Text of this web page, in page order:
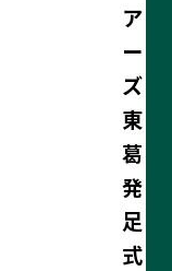
ア
ー
ズ
東
葛
発
足
式